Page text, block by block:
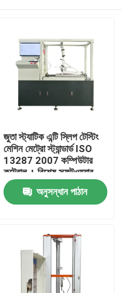
জুতা স্ট্যাটিক এন্টি স্লিপ টেস্টিং
মেশিন মেট্রো স্ট্যান্ডার্ড ISO
13287 2007 কম্পিউটার
কন্ট্রোল + বিশেষ সফটওয়্যার
অনুসন্ধান পাঠান